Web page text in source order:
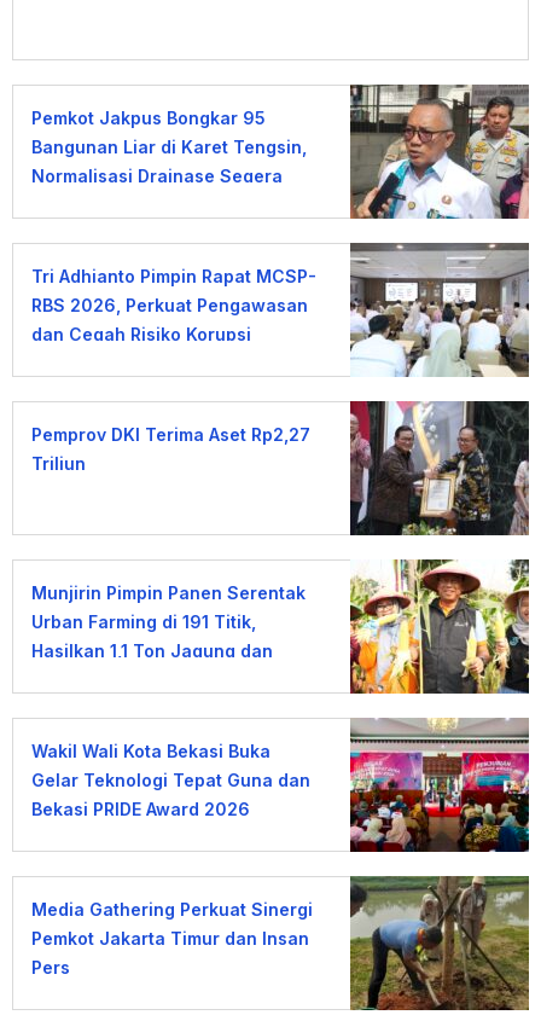
Pemkot Jakpus Bongkar 95
Bangunan Liar di Karet Tengsin,
Normalisasi Drainase Segera
Tri Adhianto Pimpin Rapat MCSP-
RBS 2026, Perkuat Pengawasan
dan Cegah Risiko Korupsi
Pemprov DKI Terima Aset Rp2,27
Triliun
Munjirin Pimpin Panen Serentak
Urban Farming di 191 Titik,
Hasilkan 1,1 Ton Jagung dan
Wakil Wali Kota Bekasi Buka
Gelar Teknologi Tepat Guna dan
Bekasi PRIDE Award 2026
Media Gathering Perkuat Sinergi
Pemkot Jakarta Timur dan Insan
Pers